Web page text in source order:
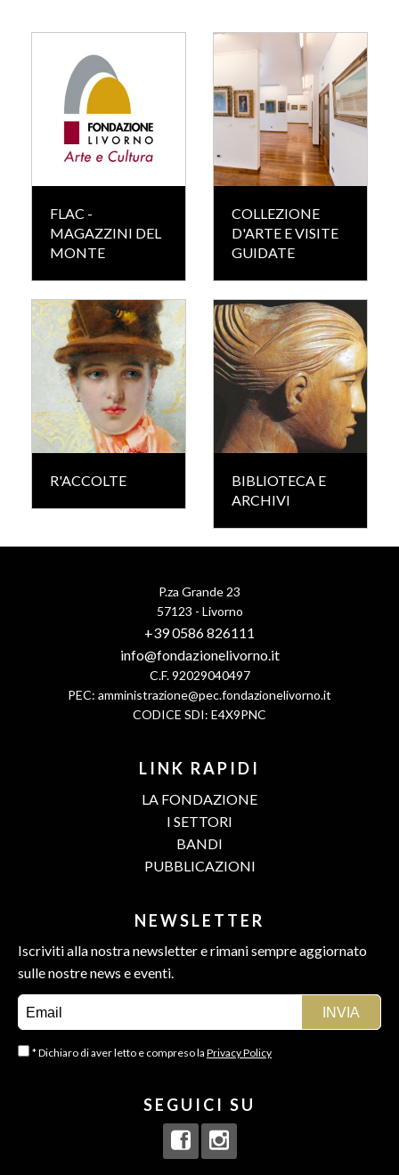
FLAC -
MAGAZZINI DEL
MONTE
COLLEZIONE
D'ARTE E VISITE
GUIDATE
R'ACCOLTE
BIBLIOTECA E
ARCHIVI
P.za Grande 23
57123 - Livorno
+39 0586 826111
info@fondazionelivorno.it
C.F. 92029040497
PEC: amministrazione@pec.fondazionelivorno.it
CODICE SDI: E4X9PNC
LINK RAPIDI
LA FONDAZIONE
I SETTORI
BANDI
PUBBLICAZIONI
NEWSLETTER
Iscriviti alla nostra newsletter e rimani sempre aggiornato
sulle nostre news e eventi.
* Dichiaro di aver letto e compreso la Privacy Policy
SEGUICI SU